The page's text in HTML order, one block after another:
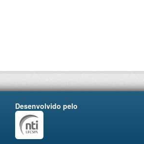
Desenvolvido pelo